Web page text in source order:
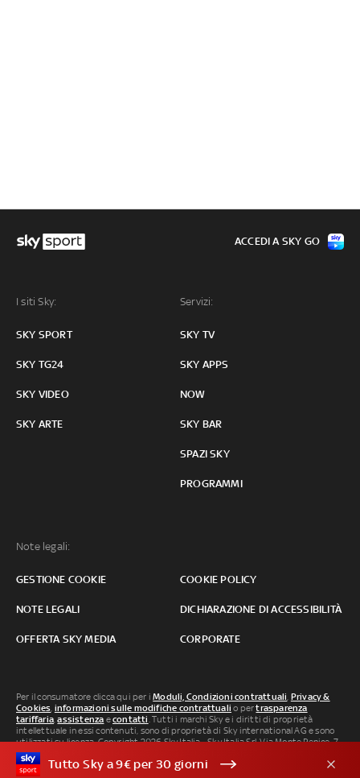
I siti Sky:
SKY SPORT
SKY TG24
SKY VIDEO
SKY ARTE
Servizi:
SKY TV
SKY APPS
NOW
SKY BAR
SPAZI SKY
PROGRAMMI
Note legali:
GESTIONE COOKIE COOKIE POLICY
NOTE LEGALI DICHIARAZIONE DI ACCESSIBILITÀ
OFFERTA SKY MEDIA CORPORATE
ACCEDI A SKY GO
Per il consumatore clicca qui per iModuli, Condizioni contrattuali, Privacy &
Cookies, informazioni sulle modifiche contrattuali o pertrasparenza
tariffaria,assistenza econtatti. Tutti i marchi Sky e i diritti di proprietà
intellettuale in essi contenuti, sono di proprietà di Sky international AG e sono
utilizzati su licenza. Copyright 2026 Sky Italia - Sky Italia Srl Via Monte Penice, 7 -
20138 Milano P.IVA 04619241005. SkyTG24: ISSN 3035-1537 e SkySport: ISSN
3035-1545.Segnalazione Abusi
Tutto Sky a 9€ per 30 giorni